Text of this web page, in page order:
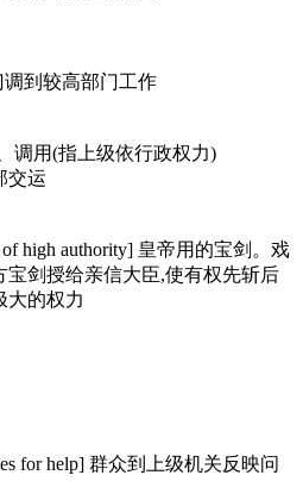
调到较高部门工作
、调用(指上级依行政权力)
交运
of high authority] 皇帝用的宝剑。戏
宝剑授给亲信大臣,使有权先斩后
的权力
for help] 群众到上级机关反映问